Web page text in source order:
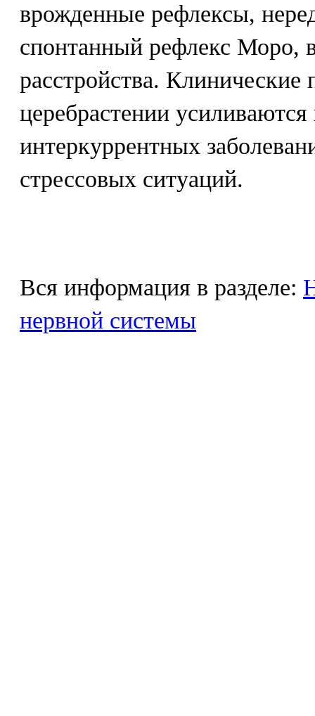
врожденные рефлексы,
спонтанный рефлекс Моро,
расстройства. Клинические
церебрастении
интеркуррентных
стрессовых ситуаций.
Вся информация в разделе:
нервной системы